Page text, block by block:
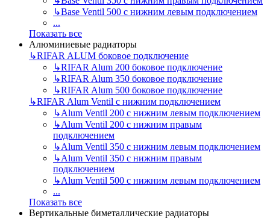
↳Base Ventil 500 с нижним левым подключением
...
Показать все
Алюминиевые радиаторы
↳RIFAR ALUM боковое подключение
↳RIFAR Alum 200 боковое подключение
↳RIFAR Alum 350 боковое подключение
↳RIFAR Alum 500 боковое подключение
↳RIFAR Alum Ventil с нижним подключением
↳Alum Ventil 200 с нижним левым подключением
↳Alum Ventil 200 с нижним правым
подключением
↳Alum Ventil 350 с нижним левым подключением
↳Alum Ventil 350 с нижним правым
подключением
↳Alum Ventil 500 с нижним левым подключением
...
Показать все
Вертикальные биметаллические радиаторы